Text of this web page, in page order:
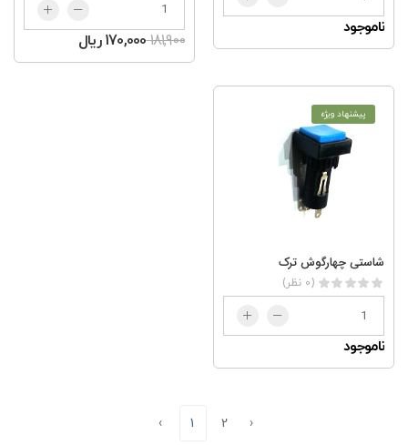
ناموجود
181,900170,000 ریال
پیشنهاد ویژه
شاستی چهارگوش ترک
(0 نظر)
ناموجود
‹ 1 2 ›